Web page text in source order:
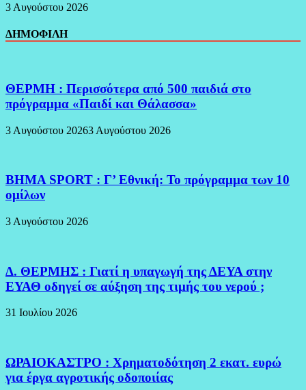
3 Αυγούστου 2026
ΔΗΜΟΦΙΛΗ
ΘΕΡΜΗ : Περισσότερα από 500 παιδιά στο
πρόγραμμα «Παιδί και Θάλασσα»
3 Αυγούστου 20263 Αυγούστου 2026
BHMA SPORT : Γ’ Εθνική: Το πρόγραμμα των 10
ομίλων
3 Αυγούστου 2026
Δ. ΘΕΡΜΗΣ : Γιατί η υπαγωγή της ΔΕΥΑ στην
ΕΥΑΘ οδηγεί σε αύξηση της τιμής του νερού ;
31 Ιουλίου 2026
ΩΡΑΙΟΚΑΣΤΡΟ : Χρηματοδότηση 2 εκατ. ευρώ
για έργα αγροτικής οδοποιίας